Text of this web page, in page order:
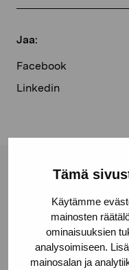
Tämä
Käytämme
mainosten
ominaisuuksien
analysoimiseen.
mainosalan ja
Jaa:
Facebook
Linkedin
Pro Artibus
Kustaa Vaasan katu 11
10600 Tammisaari